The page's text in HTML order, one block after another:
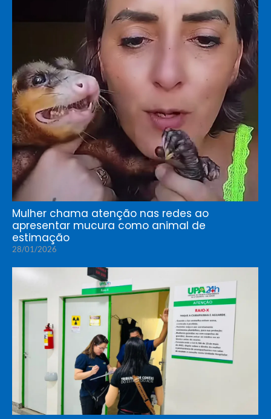
Mulher chama atenção nas redes ao
apresentar mucura como animal de
estimação
28/01/2026